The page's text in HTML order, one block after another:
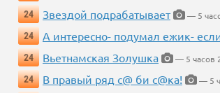
24
Звездой подрабатывает
— 5
24
А интересно- подумал ежик-
24 Вьетнамская Золушка
— 5 часов
24
В правый ряд с@ би с@ка!
— 5